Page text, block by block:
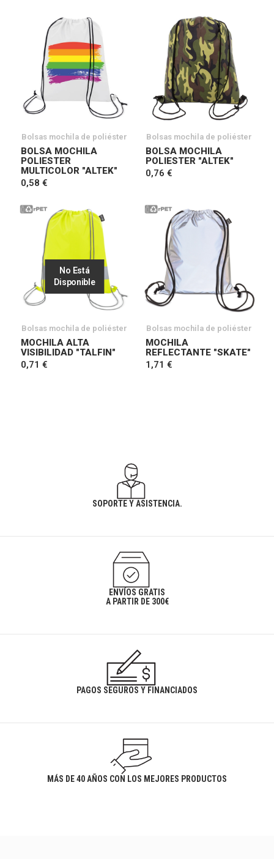
Bolsas mochila de poliéster
BOLSA MOCHILA
POLIESTER
MULTICOLOR "ALTEK"
0,58 €
Bolsas mochila de poliéster
BOLSA MOCHILA
POLIESTER "ALTEK"
0,76 €
No Está
Disponible
Bolsas mochila de poliéster
MOCHILA ALTA
VISIBILIDAD "TALFIN"
0,71 €
Bolsas mochila de poliéster
MOCHILA
REFLECTANTE "SKATE"
1,71 €
SOPORTE Y ASISTENCIA.
ENVÍOS GRATIS
A PARTIR DE 300€
PAGOS SEGUROS Y FINANCIADOS
MÁS DE 40 AÑOS CON LOS MEJORES PRODUCTOS